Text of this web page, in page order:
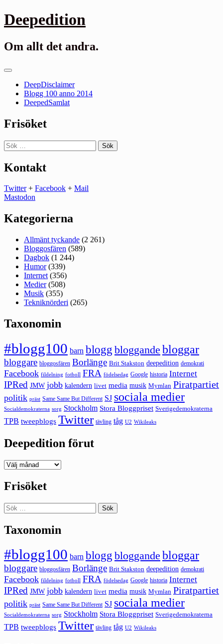
Gå
till
Deepedition
Om allt det andra.
Primär
DeepDisclaimer
Blogg 100 anno 2014
DeepedSamlat
Frisöket
Sök
efter:
Kontakt
Twitter+ Facebook + Mail
Mastodon
Kategorierna
Allmänt tyckande (2 261)
Bloggosfären (589)
Dagbok (1 244)
Humor(339)
Internet (356)
Medier(508)
Musik (355)
Tekniknörderi (265)
Taxonomin
#blogg100 barn blogg bloggande bloggar
bloggare bloggosfären Borlänge Brit Stakston deepedition demokrati
Facebook fildelning fotboll FRA födelsedag Google historia Internet
IPRed JMW jobb kalendern livet media musik Mymlan Piratpartiet
politik präst Same Same But Different SJ sociala medier
Socialdemokraterna sorg Stockholm Stora Bloggpriset Sverigedemokraterna
TPB tweepblogs Twitter tävling tåg U2 Wikileaks
Deepedition förut
Deepedition
Frisöket
Sök
efter:
Taxonomin
#blogg100 barn blogg bloggande bloggar
bloggare bloggosfären Borlänge Brit Stakston deepedition demokrati
Facebook fildelning fotboll FRA födelsedag Google historia Internet
IPRed JMW jobb kalendern livet media musik Mymlan Piratpartiet
politik präst Same Same But Different SJ sociala medier
Socialdemokraterna sorg Stockholm Stora Bloggpriset Sverigedemokraterna
TPB tweepblogs Twitter tävling tåg U2 Wikileaks